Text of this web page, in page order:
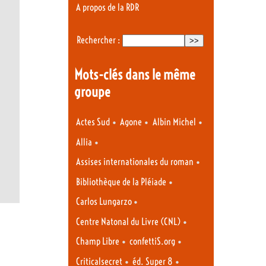
A propos de la RDR
Rechercher :
Mots-clés dans le même
groupe
Actes Sud • Agone • Albin Michel •
Allia •
Assises internationales du roman •
Bibliothèque de la Pléiade •
Carlos Lungarzo •
Centre Natonal du Livre (CNL) •
Champ Libre • confettiS.org •
Criticalsecret • éd. Super 8 •